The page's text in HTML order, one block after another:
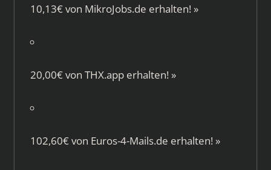
10,13€ von MikroJobs.de erhalten! »
20,00€ von THX.apperhalten! »
102,60€ von Euros-4-Mails.de erhalten! »